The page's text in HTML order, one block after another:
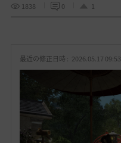
1838
0 1
最近の修正日時 : 2026.05.17 09:53